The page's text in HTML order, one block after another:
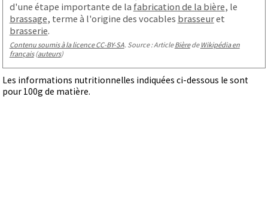
d'une étape importante de la fabrication de la bière, le
brassage, terme à l'origine des vocables brasseuret
brasserie.
Contenu soumis à la licence CC-BY-SA. Source : ArticleBièrede Wikipédia en
français(auteurs)
Les informations nutritionnelles indiquées ci-dessous le sont
pour 100g de matière.